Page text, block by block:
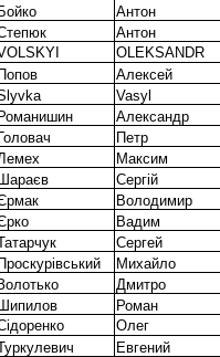
Бойко Антон
Антон
OLEKSANDR
Попов Алексей
Vasyl
Романишин Александр
Головач Петр
Максим
Шараєв Сергій
Володимир
Вадим
Сергей
Проскурівський Михайло
Дмитро
Шипилов Роман
Олег
Евгений